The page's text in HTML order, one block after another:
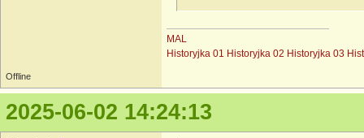
MAL
Historyjka 01 Historyjka 02 Historyjka 03
Offline
2025-06-02 14:24:13